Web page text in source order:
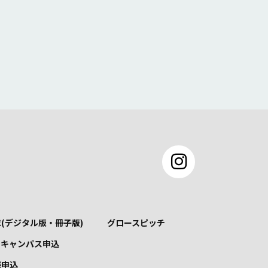
デジタル版・冊子版)
ャンパス申込
込
グロースピッチ